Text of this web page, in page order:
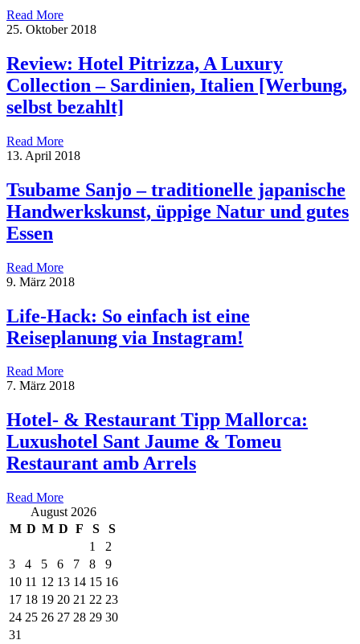
Read More
25. Oktober 2018
Review: Hotel Pitrizza, A Luxury
Collection – Sardinien, Italien [Werbung,
selbst bezahlt]
Read More
13. April 2018
Tsubame Sanjo – traditionelle japanische
Handwerkskunst, üppige Natur und gutes
Essen
Read More
9. März 2018
Life-Hack: So einfach ist eine
Reiseplanung via Instagram!
Read More
7. März 2018
Hotel- & Restaurant Tipp Mallorca:
Luxushotel Sant Jaume & Tomeu
Restaurant amb Arrels
Read More
August 2026
M D M D F S
S
1
2
3
4 5 6 7 8
9
10 11 12 13 14 15 16
17 18 19 20 21 22 23
24 25 26 27 28 29 30
31